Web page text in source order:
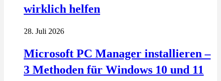
wirklich helfen
28. Juli 2026
Microsoft PC Manager installieren –
3 Methoden für Windows 10 und 11